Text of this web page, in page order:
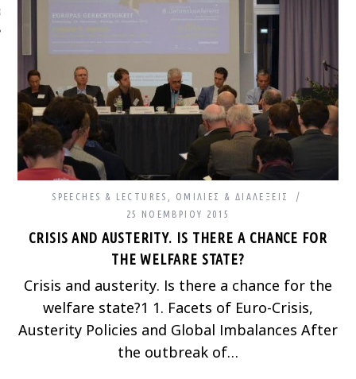
SPEECHES & LECTURES
ΟΜΙΛΊΕΣ & ΔΙΑΛΈΞΕΙΣ
25 ΝΟΕΜΒΡΊΟΥ 2015
CRISIS AND AUSTERITY. IS THERE A CHANCE FOR
THE WELFARE STATE?
Crisis and austerity. Is there a chance for the
welfare state?1 1. Facets of Euro-Crisis,
Austerity Policies and Global Imbalances After
the outbreak of…